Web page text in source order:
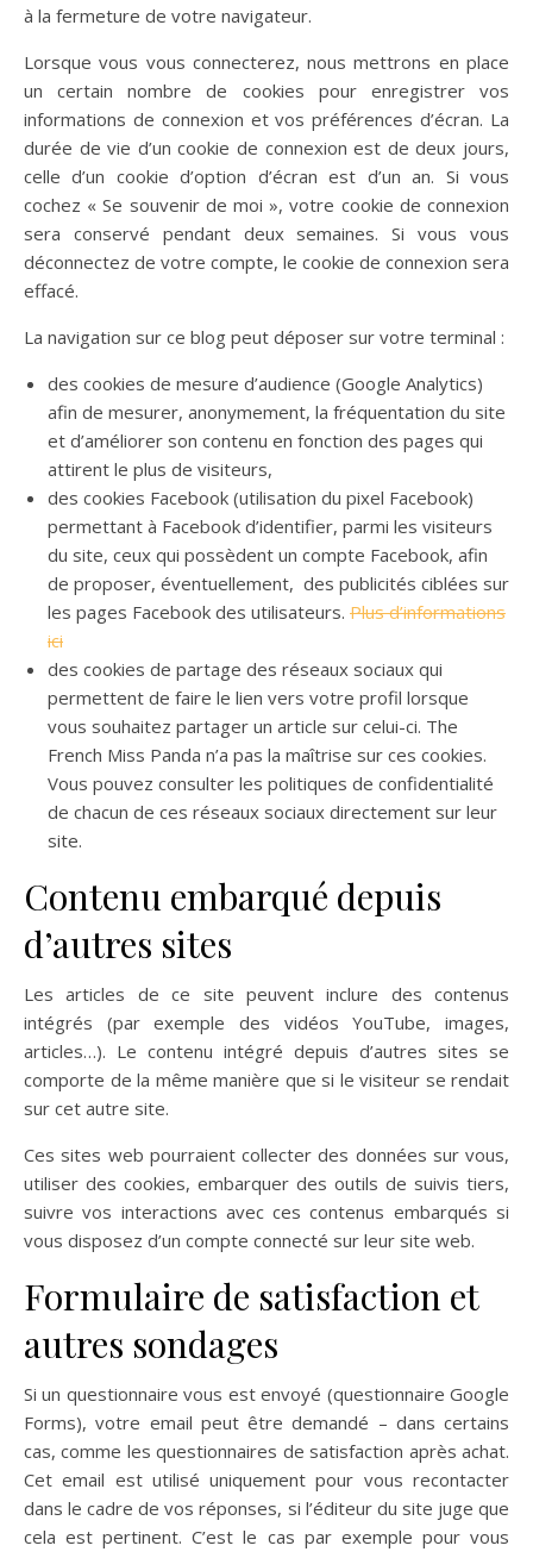
à la fermeture de votre navigateur.
Lorsque vous vous connecterez, nous mettrons en place
un certain nombre de cookies pour enregistrer vos
informations de connexion et vos préférences d’écran. La
durée de vie d’un cookie de connexion est de deux jours,
celle d’un cookie d’option d’écran est d’un an. Si vous
cochez « Se souvenir de moi », votre cookie de connexion
sera conservé pendant deux semaines. Si vous vous
déconnectez de votre compte, le cookie de connexion sera
effacé.
La navigation sur ce blog peut déposer sur votre terminal :
des cookies de mesure d’audience (Google Analytics)
afin de mesurer, anonymement, la fréquentation du site
et d’améliorer son contenu en fonction des pages qui
attirent le plus de visiteurs,
des cookies Facebook (utilisation du pixel Facebook)
permettant à Facebook d’identifier, parmi les visiteurs
du site, ceux qui possèdent un compte Facebook, afin
de proposer, éventuellement, des publicités ciblées sur
les pages Facebook des utilisateurs. Plus d’informations
ici
des cookies de partage des réseaux sociaux qui
permettent de faire le lien vers votre profil lorsque
vous souhaitez partager un article sur celui-ci. The
French Miss Panda n’a pas la maîtrise sur ces cookies.
Vous pouvez consulter les politiques de confidentialité
de chacun de ces réseaux sociaux directement sur leur
site.
Contenu embarqué depuis
d’autres sites
Les articles de ce site peuvent inclure des contenus
intégrés (par exemple des vidéos YouTube, images,
articles…). Le contenu intégré depuis d’autres sites se
comporte de la même manière que si le visiteur se rendait
sur cet autre site.
Ces sites web pourraient collecter des données sur vous,
utiliser des cookies, embarquer des outils de suivis tiers,
suivre vos interactions avec ces contenus embarqués si
vous disposez d’un compte connecté sur leur site web.
Formulaire de satisfaction et
autres sondages
Si un questionnaire vous est envoyé (questionnaire Google
Forms), votre email peut être demandé – dans certains
cas, comme les questionnaires de satisfaction après achat.
Cet email est utilisé uniquement pour vous recontacter
dans le cadre de vos réponses, si l’éditeur du site juge que
cela est pertinent. C’est le cas par exemple pour vous